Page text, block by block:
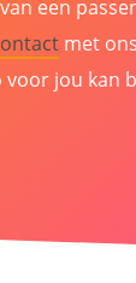
een
met
jou kan